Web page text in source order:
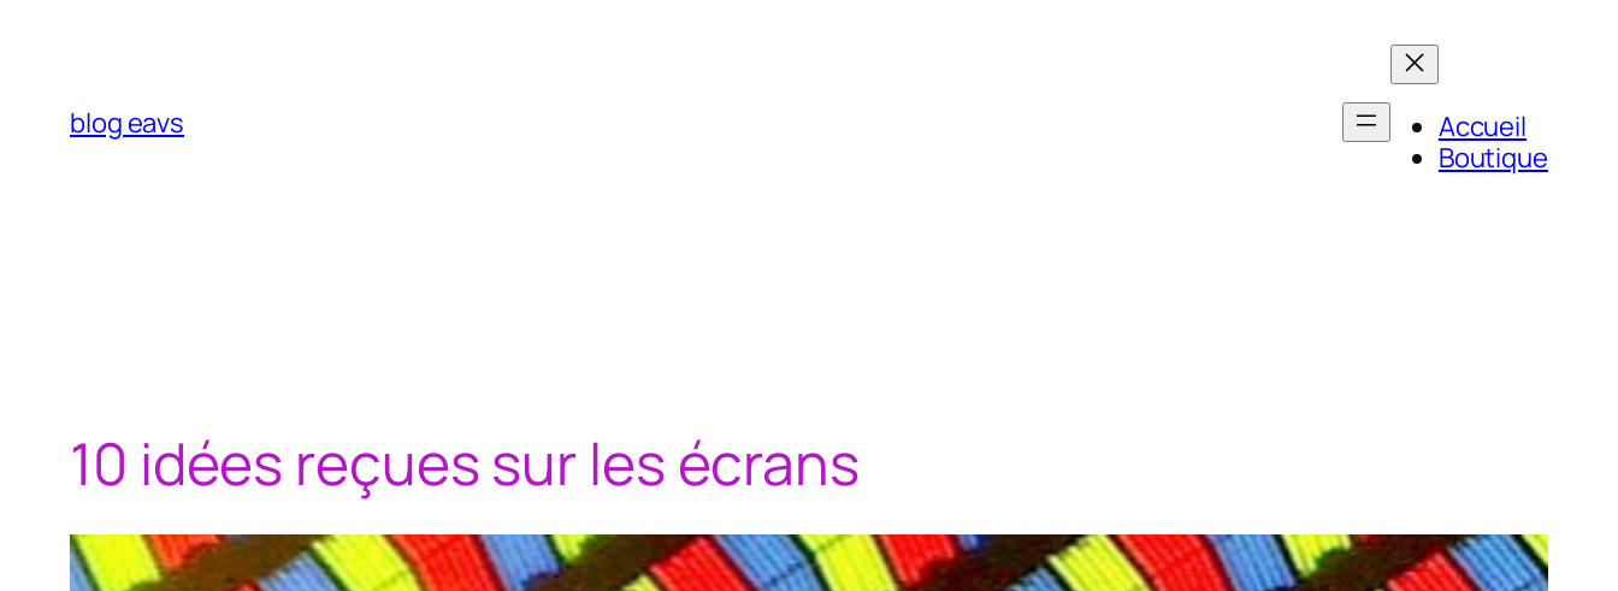
blog eavs
Accueil
Boutique
10 idées reçues sur les écrans